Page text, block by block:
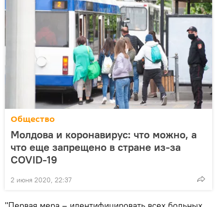
Общество
Молдова и коронавирус: что можно, а
что еще запрещено в стране из-за
COVID-19
2 июня 2020, 22:37